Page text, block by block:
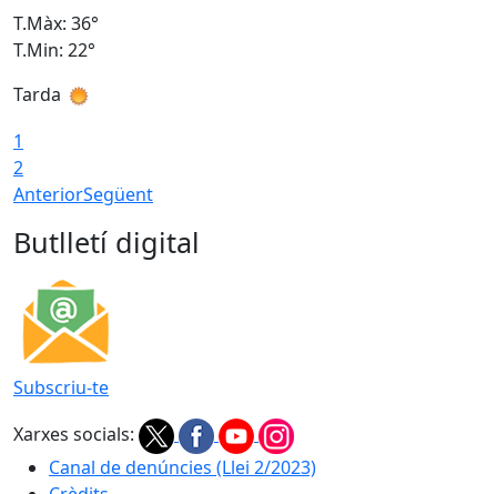
T.Màx: 36°
T.Min: 22°
Tarda
1
2
AnteriorSegüent
Butlletí digital
Subscriu-te
Xarxes socials:
Canal de denúncies (Llei 2/2023)